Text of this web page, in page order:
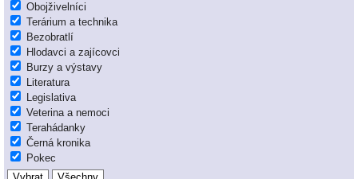
Obojživelníci
Terárium a technika
Bezobratlí
Hlodavci a zajícovci
Burzy a výstavy
Literatura
Legislativa
Veterina a nemoci
Terahádanky
Černá kronika
Pokec